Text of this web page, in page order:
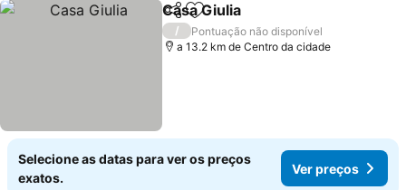
PartilharAdicionar aos favoritos
Casa Giulia
/
Pontuação não disponível
a 13.2 km de Centro da cidade
Selecione as datas para ver os preços
exatos.
Ver preços